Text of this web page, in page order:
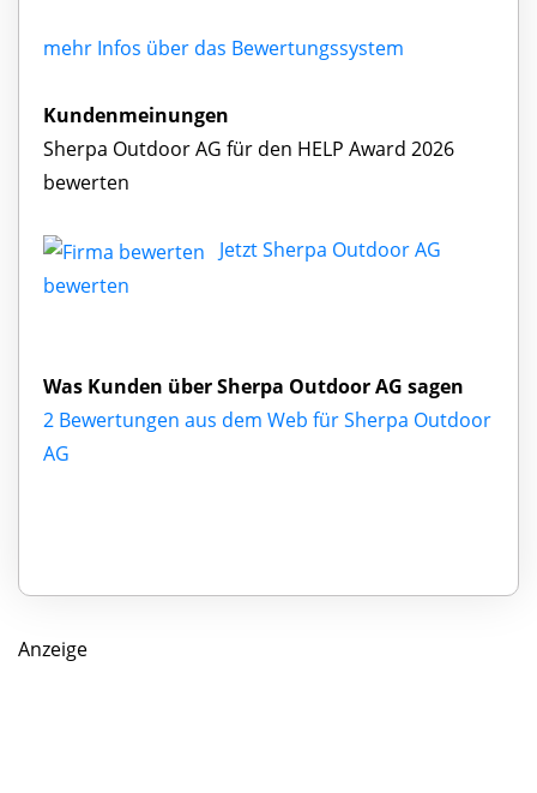
mehr Infos über das Bewertungssystem
Kundenmeinungen
Sherpa Outdoor AG für den HELP Award 2026
bewerten
Jetzt Sherpa Outdoor AG
bewerten
Was Kunden über Sherpa Outdoor AG sagen
2 Bewertungen aus dem Web für Sherpa Outdoor
AG
Anzeige